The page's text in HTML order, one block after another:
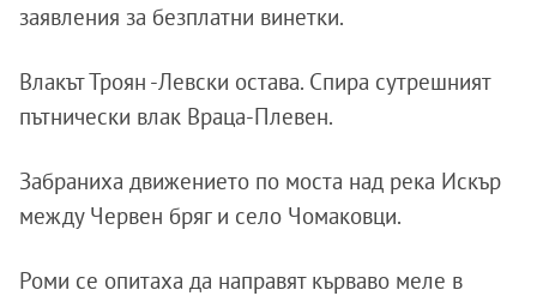
заявления за безплатни винетки.
Влакът Троян -Левски остава. Спира сутрешният
пътнически влак Враца-Плевен.
Забраниха движението по моста над река Искър
между Червен бряг и село Чомаковци.
Роми се опитаха да направят кърваво меле в